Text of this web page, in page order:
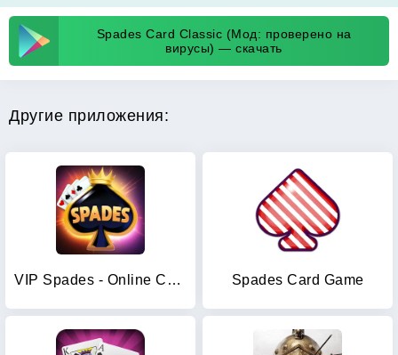
Spades Card Classic (Мод: проверено на
вирусы) — скачать
Другие приложения:
VIP Spades - Online Card Game Spades Card Game